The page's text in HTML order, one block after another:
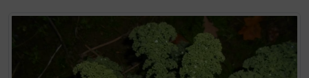
Wenn mehr als ein Produktbild exitiert, können Sie die